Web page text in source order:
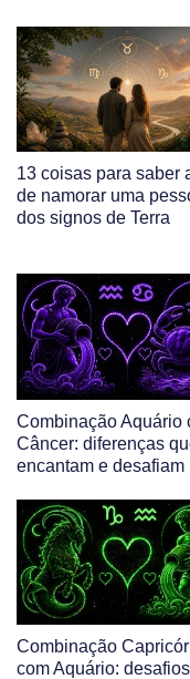
13 coisas para saber
de namorar uma
dos signos de Terra
Combinação Aquário
Câncer: diferenças
encantam e desafiam
Combinação
com Aquário: